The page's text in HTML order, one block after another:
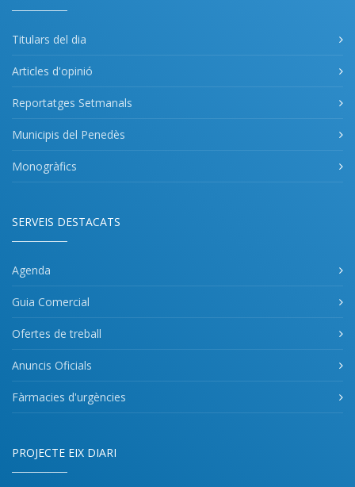
Titulars del dia
Articles d'opinió
Reportatges Setmanals
Municipis del Penedès
Monogràfics
SERVEIS DESTACATS
Agenda
Guia Comercial
Ofertes de treball
Anuncis Oficials
Fàrmacies d'urgències
PROJECTE EIX DIARI